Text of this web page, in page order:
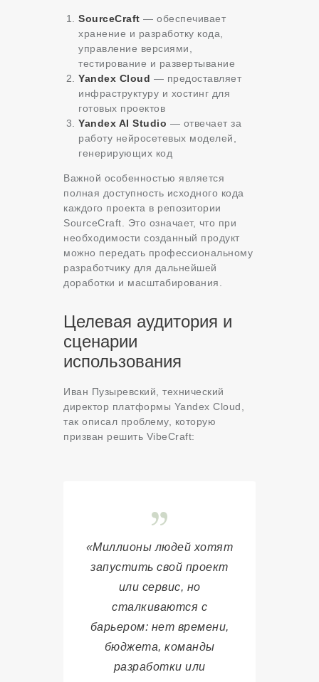
SourceCraft — обеспечивает
хранение и разработку кода,
управление версиями,
тестирование и развертывание
Yandex Cloud — предоставляет
инфраструктуру и хостинг для
готовых проектов
Yandex AI Studio — отвечает за
работу нейросетевых моделей,
генерирующих код
Важной особенностью является
полная доступность исходного кода
каждого проекта в репозитории
SourceCraft. Это означает, что при
необходимости созданный продукт
можно передать профессиональному
разработчику для дальнейшей
доработки и масштабирования
Целевая аудитория и
сценарии
использования
Иван Пузыревский, технический
директор платформы Yandex Cloud,
так описал проблему, которую
призван решить VibeCraft:
«Миллионы людей хотят
запустить свой проект
или сервис, но
сталкиваются с
барьером: нет времени,
бюджета, команды
разработки или